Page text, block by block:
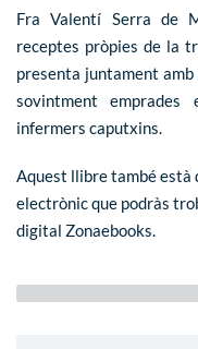
Fra Valentí Serra de
receptes pròpies de la
presenta juntament
sovintment
infermers caputxins.
Aquest llibre també està
electrònic que podràs
digital Zonaebooks.